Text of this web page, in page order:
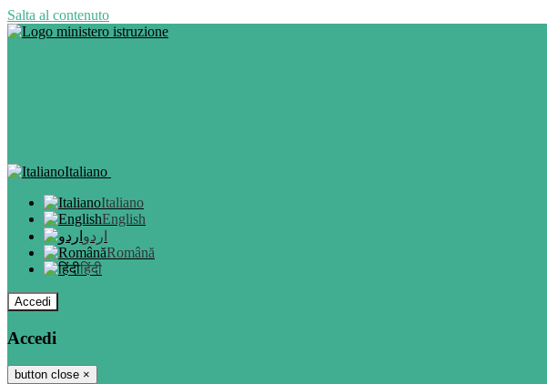
Salta al contenuto
Italiano
Italiano
English
اردو
Română
हिंदी
Accedi
Accedi
button close ×